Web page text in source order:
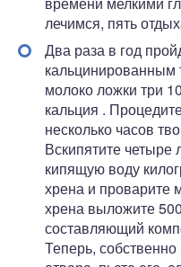
лечимся, пять
Два раза в год
кальцинированным
молоко ложки три
кальция .
несколько часов
Вскипятите четыре
кипящую воду
хрена и проварите
хрена выложите
составляющий
Теперь,